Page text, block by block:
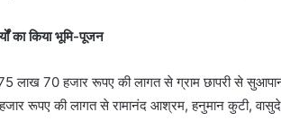
का किया भूमि-पूजन
लाख 70 हजार रूपए की लागत से ग्राम छापरी से
रूपए की लागत से रामानंद आश्रम, हनुमान कुटी,